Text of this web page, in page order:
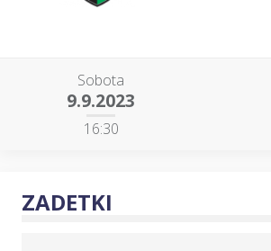
Sobota
9.9.2023
16:30
ZADETKI